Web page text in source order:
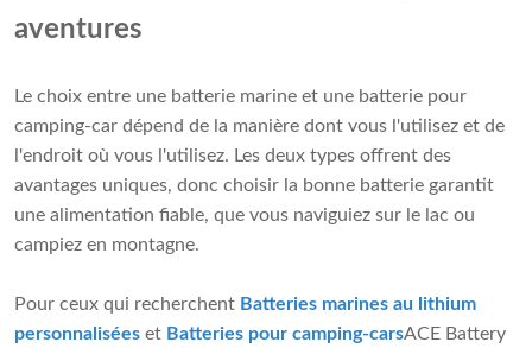
aventures
Le choix entre une batterie marine et une batterie pour
camping-car dépend de la manière dont vous l'utilisez et de
l'endroit où vous l'utilisez. Les deux types offrent des
avantages uniques, donc choisir la bonne batterie garantit
une alimentation fiable, que vous naviguiez sur le lac ou
campiez en montagne.
Pour ceux qui recherchent Batteries marines au lithium
personnalisées et Batteries pour camping-carsACE Battery